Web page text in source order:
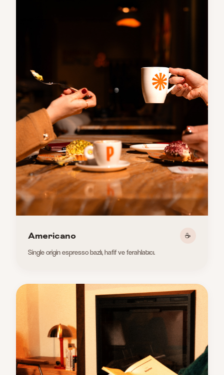
Americano
☕
Single origin espresso bazlı, hafif ve ferahlatıcı.